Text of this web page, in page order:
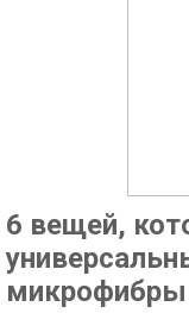
6 вещей,
микрофибры